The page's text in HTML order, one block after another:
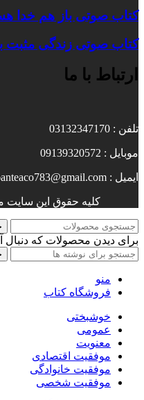
کتاب صوتی باز هم خدا
کتاب صوتی زندگی مثبت با 10 اقدام – ویندی
ارتباط با ما
تلفن : 03132347170
موبایل : 09139320572
ایمیل : panteaco783@gmail.com
کلیه حقوق این سایت
برای دیدن محصولات که دنبال
منو
فروشگاه کتاب
خوشبختی
عمومی
معنویت
موفقیت اقتصادی
موفقیت خانوادگی
موفقیت شخصی